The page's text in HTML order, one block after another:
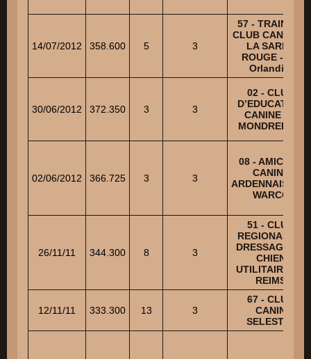
14/07/2012 358.600 5 3
57 - TRAINING
CLUB CANIN DE
LA SARRE
ROUGE - GP
Orlandini
30/06/2012 372.350 3 3
02 - CLUB
D’EDUCATION
CANINE DE
MONDREPUIS
02/06/2012 366.725 3 3
08 - AMICALE
CANINE
ARDENNAISE DE
WARCQ
26/11/11 344.300 8 3
51 - CLUB
REGIONAL DE
DRESSAGE DU
CHIEN
UTILITAIRE DE
REIMS
12/11/11 333.300 13 3
67 - CLUB
CANIN
SELESTAT